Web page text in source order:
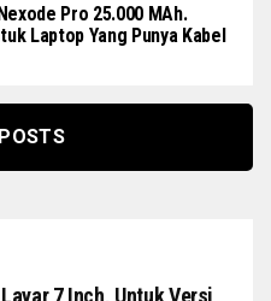
Pro 25.000 MAh.
Laptop Yang Punya Kabel
7 Inch, Untuk Versi